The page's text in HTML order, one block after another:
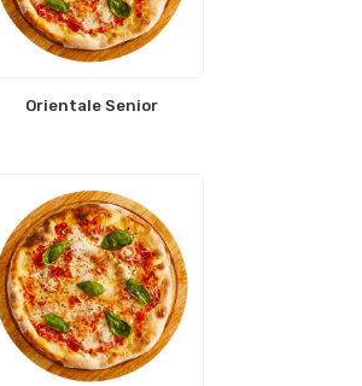
Orientale Senior